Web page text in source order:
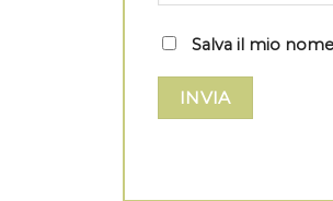
Salva il mio